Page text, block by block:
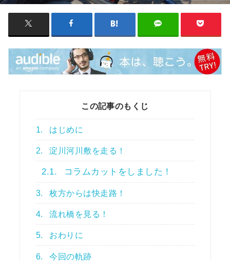
この記事のもくじ
1. はじめに
2. 淀川河川敷を走る！
2.1. コラムカットをしました！
3. 枚方からは快走路！
4. 流れ橋を見る！
5. おわりに
6. 今回の軌跡